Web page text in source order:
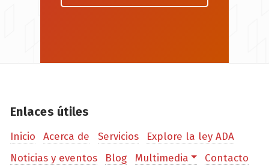
Enlaces útiles
Inicio Acerca de Servicios
Explore la ley ADA
Noticias y eventos
Blog Multimedia Contacto